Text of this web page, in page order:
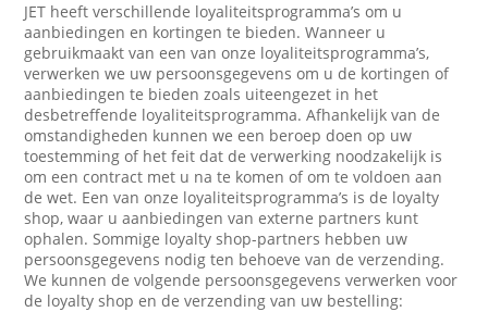
JET heeft verschillende loyaliteitsprogramma’s om u
aanbiedingen en kortingen te bieden. Wanneer u
gebruikmaakt van een van onze loyaliteitsprogramma’s,
verwerken we uw persoonsgegevens om u de kortingen of
aanbiedingen te bieden zoals uiteengezet in het
desbetreffende loyaliteitsprogramma. Afhankelijk van de
omstandigheden kunnen we een beroep doen op uw
toestemming of het feit dat de verwerking noodzakelijk is
om een contract met u na te komen of om te voldoen aan
de wet. Een van onze loyaliteitsprogramma’s is de loyalty
shop, waar u aanbiedingen van externe partners kunt
ophalen. Sommige loyalty shop-partners hebben uw
persoonsgegevens nodig ten behoeve van de verzending.
We kunnen de volgende persoonsgegevens verwerken voor
de loyalty shop en de verzending van uw bestelling: